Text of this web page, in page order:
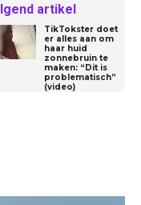
artikel
TikTokster doet
er alles aan om
haar huid
zonnebruin te
maken: “Dit is
problematisch”
(video)